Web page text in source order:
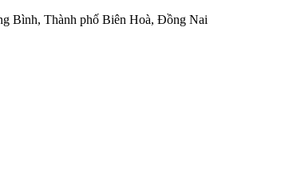
Bình, Thành phố Biên Hoà, Đồng Nai